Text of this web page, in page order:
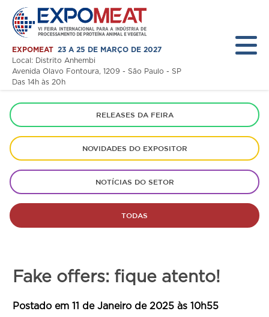
EXPOMEAT 23 A 25 DE MARÇO DE 2027
Local: Distrito Anhembi
Avenida Olavo Fontoura, 1209 - São Paulo - SP
Das 14h às 20h
Home
A Feira
Expositor
Visitante
Contato
Credenciamento
Fake offers: fique atento!
Postado em 11 de Janeiro de 2025 às 10h55
RELEASES DA FEIRA
NOVIDADES DO EXPOSITOR
NOTÍCIAS DO SETOR
TODAS